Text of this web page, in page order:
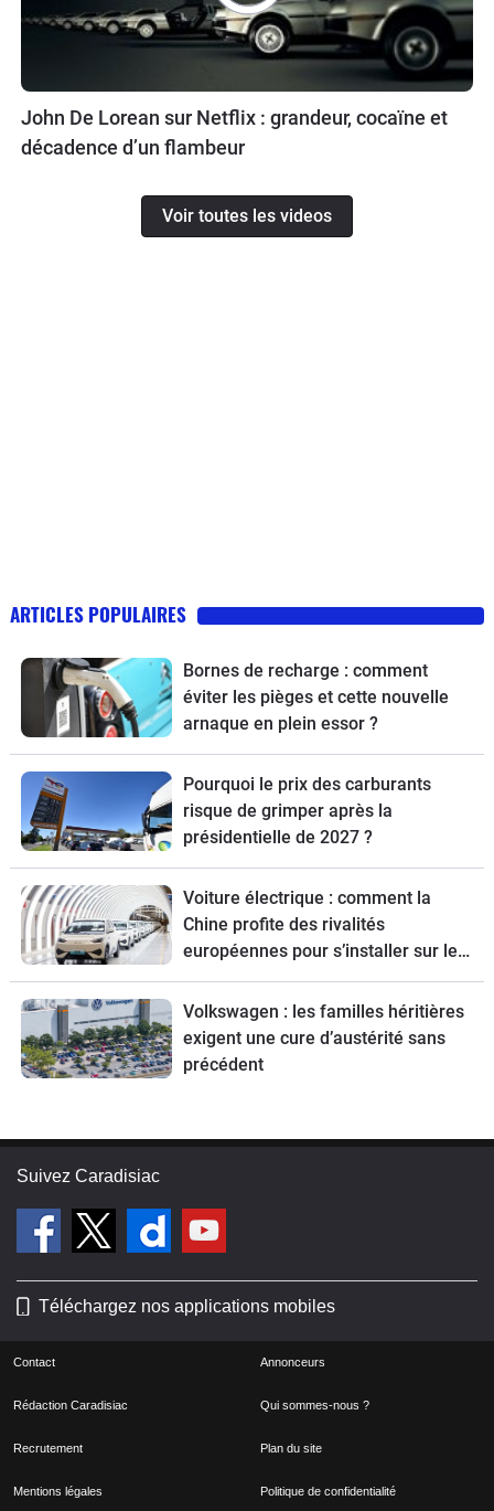
John De Lorean sur Netflix : grandeur, cocaïne et
décadence d’un flambeur
Voir toutes les videos
ARTICLES POPULAIRES
Bornes de recharge : comment
éviter les pièges et cette nouvelle
arnaque en plein essor ?
Pourquoi le prix des carburants
risque de grimper après la
présidentielle de 2027 ?
Voiture électrique : comment la
Chine profite des rivalités
européennes pour s’installer sur le
Vieux Continent
Volkswagen : les familles héritières
exigent une cure d’austérité sans
précédent
Suivez Caradisiac
Téléchargez nos applications mobiles
Contact Annonceurs
Rédaction Caradisiac Qui sommes-nous ?
Recrutement Plan du site
Mentions légales Politique de confidentialité